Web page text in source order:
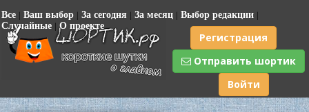
Все | Ваш выбор | За сегодня | За месяц | Выбор редакции |
Случайные | О проекте
Регистрация
Отправить шортик
Войти